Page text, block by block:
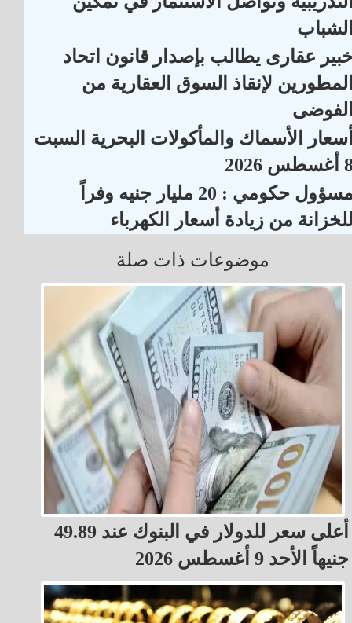
عقارى يطالب بإصدار قانون اتحاد
لإنقاذ السوق العقارية من
الأسماك والمأكولات البحرية السبت
2026
مسؤول حكومي : 20 مليار جنيه وفراً
من زيادة أسعار الكهرباء
موضوعات ذات صلة
أعلى سعر للدولار في البنوك عند 49.89
جنيهاً الأحد 9 أغسطس 2026